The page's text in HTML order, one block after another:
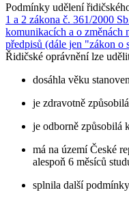
Podmínky udělení
1 a 2 zákona č. 361/2000
komunikacích a o změnách
předpisů (dále jen "zákon
Řidičské oprávnění lze
dosáhla věku
je zdravotně
je odborně způsobilá
má na území České
alespoň 6 měsíců
splnila další